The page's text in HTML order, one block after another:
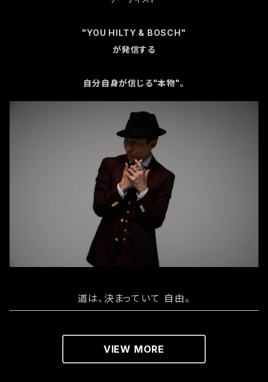
"YOU HILTY & BOSCH"
が発信する
自分自身が信じる"本物"。
道は、決まっていて 自由。
VIEW MORE